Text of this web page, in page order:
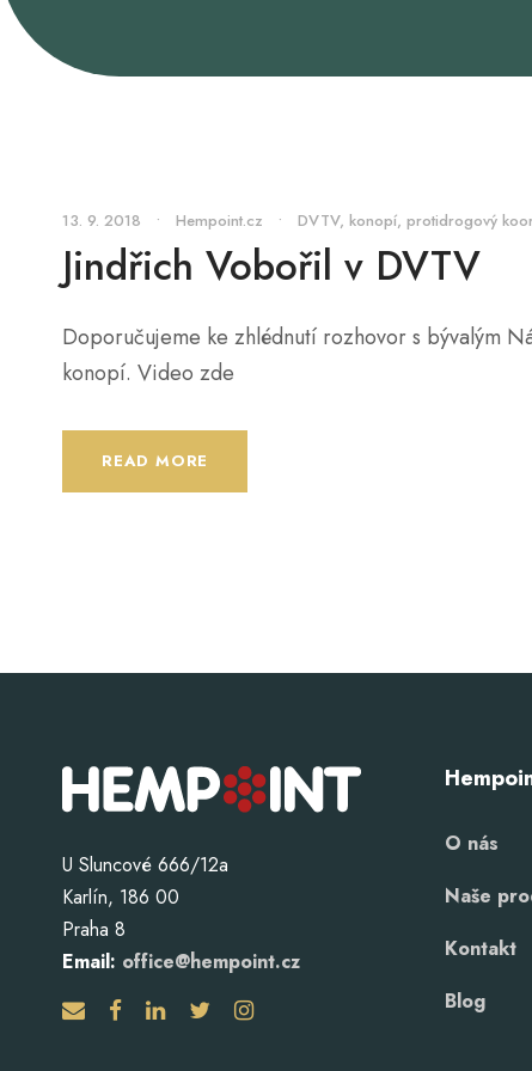
13. 9. 2018 • Hempoint.cz • DVTV, konopí, protidrogový
Jindřich Vobořil v DVTV
Doporučujeme ke zhlédnutí rozhovor s bývalým
konopí. Video zde
READ MORE
U Sluncové 666/12a
Karlín, 186 00
Praha 8
Email: office@hempoint.cz
O nás
Naše
Kontakt
Blog